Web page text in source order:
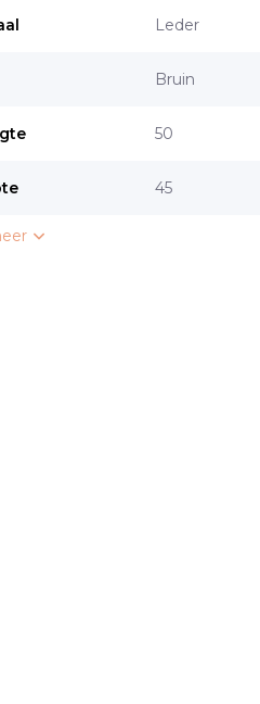
Leder
Bruin
50
45